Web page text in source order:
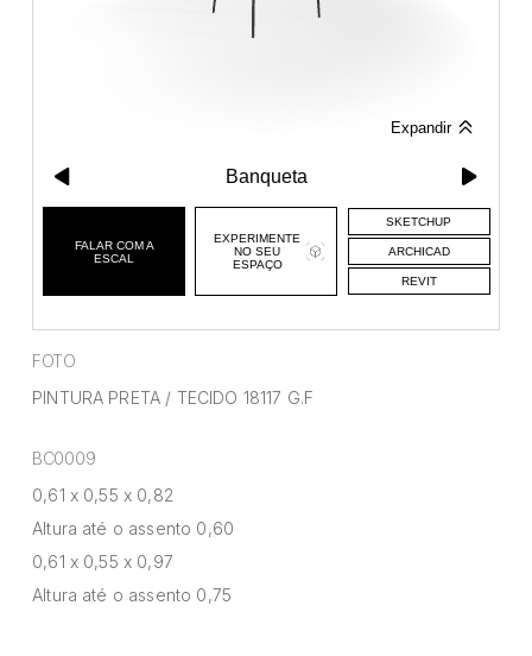
FOTO
PINTURA PRETA / TECIDO 18117 G.F
BC0009
0,61 x 0,55 x 0,82
Altura até o assento 0,60
0,61 x 0,55 x 0,97
Altura até o assento 0,75